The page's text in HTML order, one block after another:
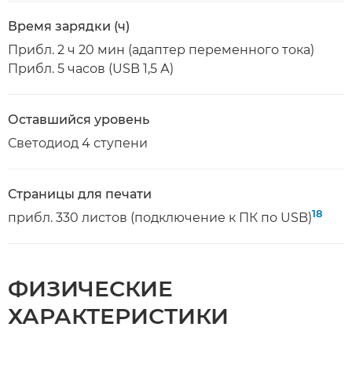
Время зарядки (ч)
Прибл. 2 ч 20 мин (адаптер переменного тока)
Прибл. 5 часов (USB 1,5 А)
Оставшийся уровень
Светодиод 4 ступени
Страницы для печати
прибл. 330 листов (подключение к ПК по USB)18
ФИЗИЧЕСКИЕ
ХАРАКТЕРИСТИКИ